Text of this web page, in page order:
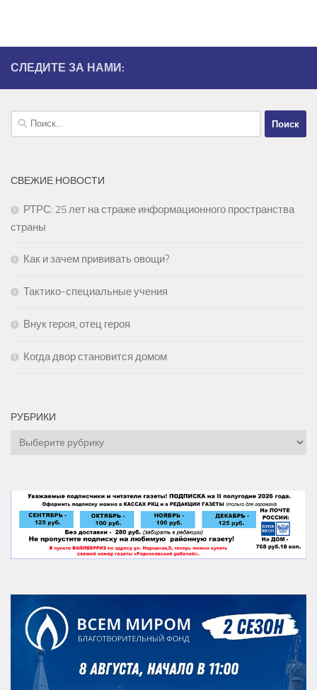
СЛЕДИТЕ ЗА НАМИ:
Найти:
СВЕЖИЕ НОВОСТИ
РТРС: 25 лет на страже информационного пространства
страны
Как и зачем прививать овощи?
Тактико-специальные учения
Внук героя, отец героя
Когда двор становится домом
РУБРИКИ
Рубрики